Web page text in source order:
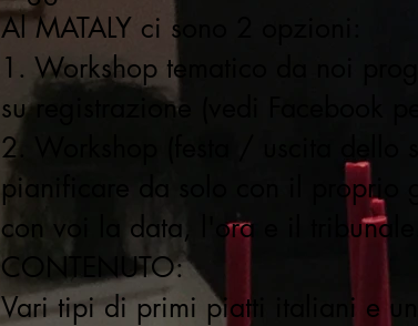
Al MATALY ci sono 2 opzioni:
1. Workshop tematico da noi
su registrazione (vedi Facebook
2. Workshop (festa / uscita dello
pianificare da solo con il proprio
con voi la data, l'ora e il tribunale.
CONTENUTO:
Vari tipi di primi piatti italiani e